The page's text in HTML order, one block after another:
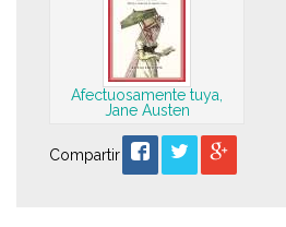
Afectuosamente tuya,
Jane Austen
Compartir